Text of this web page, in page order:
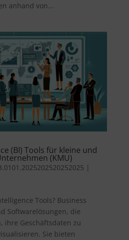
anhand von...
(BI) Tools für kleine und
(KMU)
|
Tools? Business
Softwarelösungen, die
ihre Geschäftsdaten zu
Sie bieten